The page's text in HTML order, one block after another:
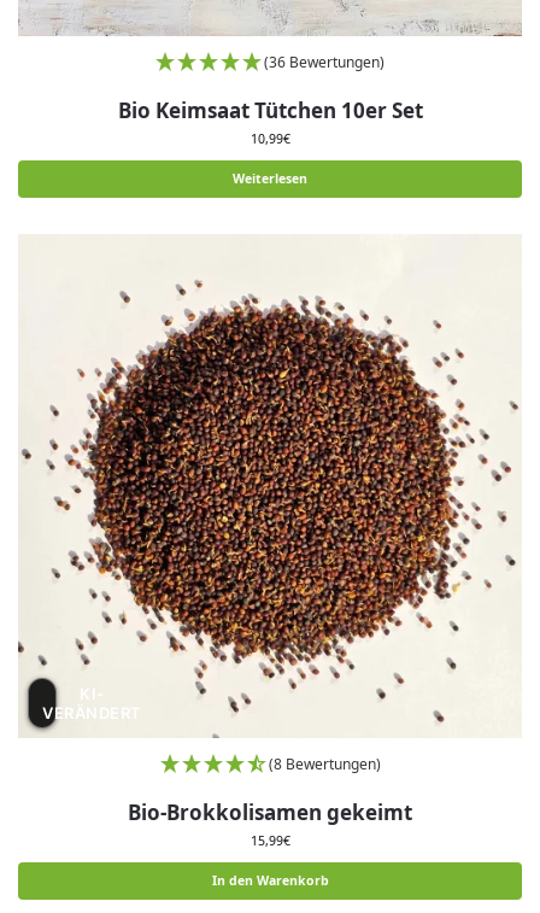
(36 Bewertungen)
Bio Keimsaat Tütchen 10er Set
10,99€
Weiterlesen
KI-
VERÄNDERT
(8 Bewertungen)
Bio-Brokkolisamen gekeimt
15,99€
In den Warenkorb